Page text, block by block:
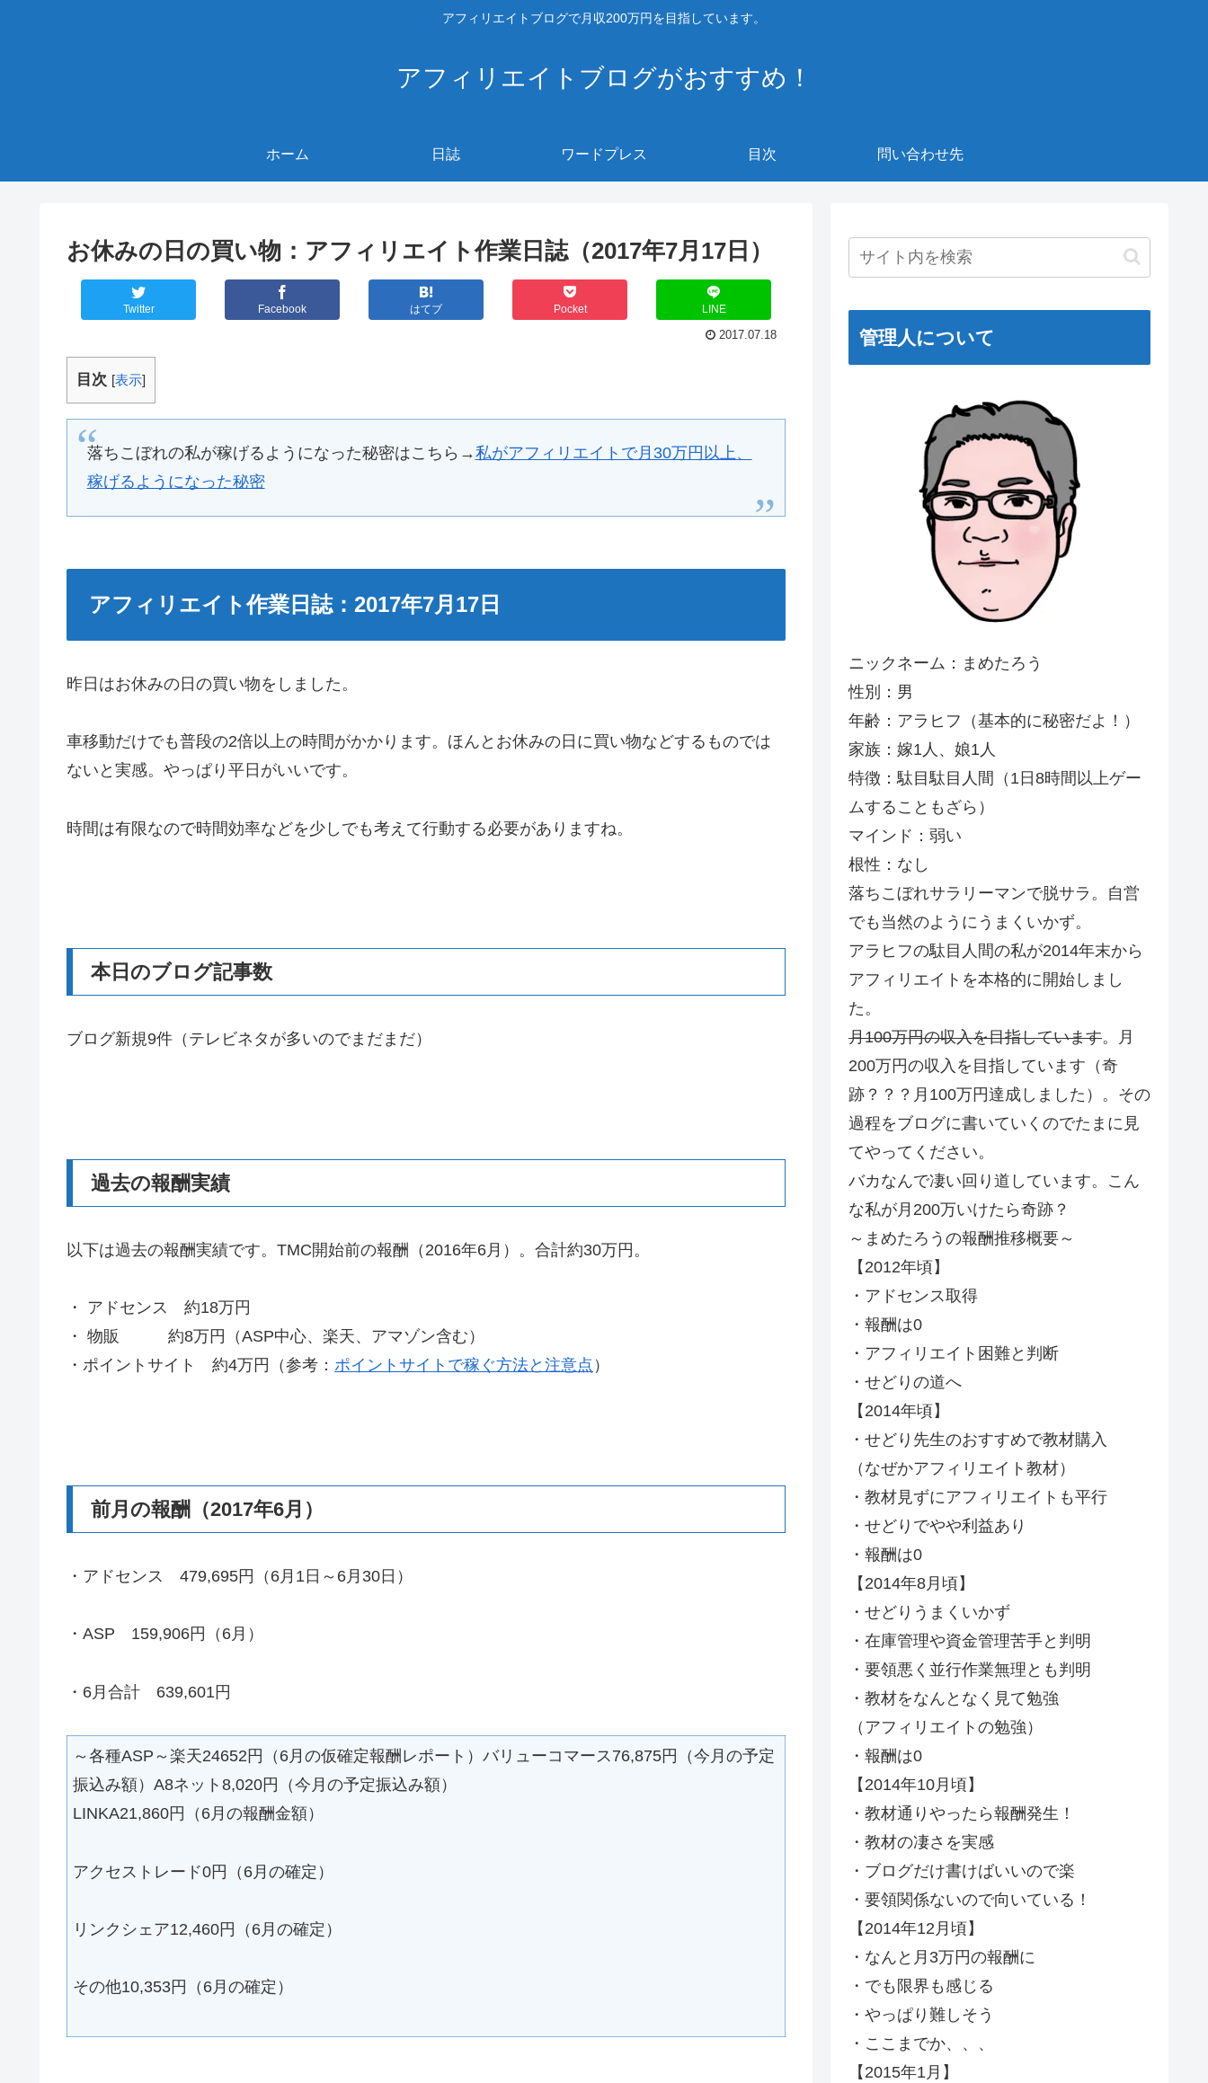
アフィリエイトブログで月収200万円を目指しています。
アフィリエイトブログがおすすめ！
ホーム 日誌 ワードプレス 目次 問い合わせ先
お休みの日の買い物：アフィリエイト作業日誌（2017年7月17日）
Twitter Facebook はてブ Pocket LINE
2017.07.18
目次 [表示]
落ちこぼれの私が稼げるようになった秘密はこちら→私がアフィリエイトで月30万円以上、
稼げるようになった秘密
アフィリエイト作業日誌：2017年7月17日
昨日はお休みの日の買い物をしました。
車移動だけでも普段の2倍以上の時間がかかります。ほんとお休みの日に買い物などするものでは
ないと実感。やっぱり平日がいいです。
時間は有限なので時間効率などを少しでも考えて行動する必要がありますね。
本日のブログ記事数
ブログ新規9件（テレビネタが多いのでまだまだ）
過去の報酬実績
以下は過去の報酬実績です。TMC開始前の報酬（2016年6月）。合計約30万円。
・ アドセンス 約18万円
・ 物販 約8万円（ASP中心、楽天、アマゾン含む）
・ポイントサイト 約4万円（参考： ポイントサイトで稼ぐ方法と注意点 ）
前月の報酬（2017年6月）
・アドセンス 479,695円（6月1日～6月30日）
・ASP 159,906円（6月）
・6月合計 639,601円
～各種ASP～楽天24652円（6月の仮確定報酬レポート）バリューコマース76,875円（今月の予定
振込み額）A8ネット8,020円（今月の予定振込み額）
LINKA21,860円（6月の報酬金額）
アクセストレード0円（6月の確定）
リンクシェア12,460円（6月の確定）
その他10,353円（6月の確定）
管理人について
ニックネーム：まめたろう
性別：男
年齢：アラヒフ（基本的に秘密だよ！）
家族：嫁1人、娘1人
特徴：駄目駄目人間（1日8時間以上ゲー
ムすることもざら）
マインド：弱い
根性：なし
落ちこぼれサラリーマンで脱サラ。自営
でも当然のようにうまくいかず。
アラヒフの駄目人間の私が2014年末から
アフィリエイトを本格的に開始しまし
た。
月100万円の収入を目指しています。月
200万円の収入を目指しています（奇
跡？？？月100万円達成しました）。その
過程をブログに書いていくのでたまに見
てやってください。
バカなんで凄い回り道しています。こん
な私が月200万いけたら奇跡？
～まめたろうの報酬推移概要～
【2012年頃】
・アドセンス取得
・報酬は0
・アフィリエイト困難と判断
・せどりの道へ
【2014年頃】
・せどり先生のおすすめで教材購入
（なぜかアフィリエイト教材）
・教材見ずにアフィリエイトも平行
・せどりでやや利益あり
・報酬は0
【2014年8月頃】
・せどりうまくいかず
・在庫管理や資金管理苦手と判明
・要領悪く並行作業無理とも判明
・教材をなんとなく見て勉強
（アフィリエイトの勉強）
・報酬は0
【2014年10月頃】
・教材通りやったら報酬発生！
・教材の凄さを実感
・ブログだけ書けばいいので楽
・要領関係ないので向いている！
【2014年12月頃】
・なんと月3万円の報酬に
・でも限界も感じる
・やっぱり難しそう
・ここまでか、、、
【2015年1月】